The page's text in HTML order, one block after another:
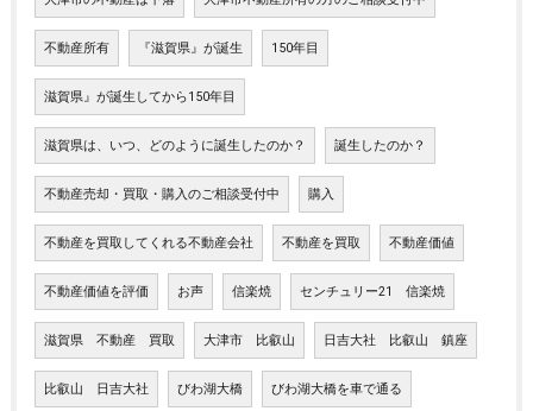
不動産所有 『滋賀県』が誕生 150年目
滋賀県』が誕生してから150年目
滋賀県は、いつ、どのように誕生したのか？ 誕生したのか？
不動産売却・買取・購入のご相談受付中 購入
不動産を買取してくれる不動産会社 不動産を買取 不動産価値
不動産価値を評価 お声 信楽焼 センチュリー21 信楽焼
滋賀県 不動産 買取 大津市 比叡山 日吉大社 比叡山 鎮座
比叡山 日吉大社 びわ湖大橋 びわ湖大橋を車で通る